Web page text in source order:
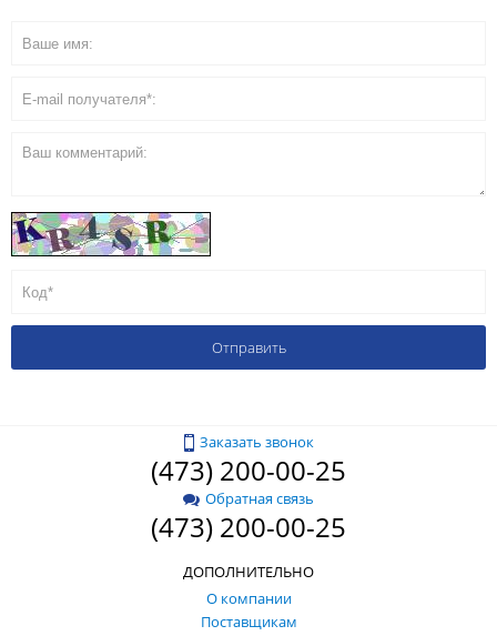
Заказать звонок
(473) 200-00-25
Обратная связь
(473) 200-00-25
ДОПОЛНИТЕЛЬНО
О компании
Поставщикам